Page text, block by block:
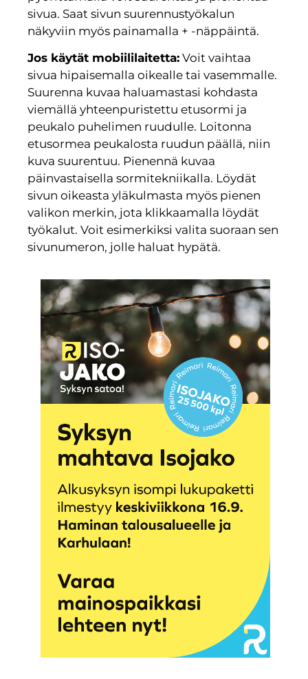
sivua. Saat sivun suurennustyökalun
näkyviin myös painamalla + -näppäintä.
Jos käytät mobiililaitetta: Voit vaihtaa
sivua hipaisemalla oikealle tai vasemmalle.
Suurenna kuvaa haluamastasi kohdasta
viemällä yhteenpuristettu etusormi ja
peukalo puhelimen ruudulle. Loitonna
etusormea peukalosta ruudun päällä, niin
kuva suurentuu. Pienennä kuvaa
päinvastaisella sormitekniikalla. Löydät
sivun oikeasta yläkulmasta myös pienen
valikon merkin, jota klikkaamalla löydät
työkalut. Voit esimerkiksi valita suoraan sen
sivunumeron, jolle haluat hypätä.